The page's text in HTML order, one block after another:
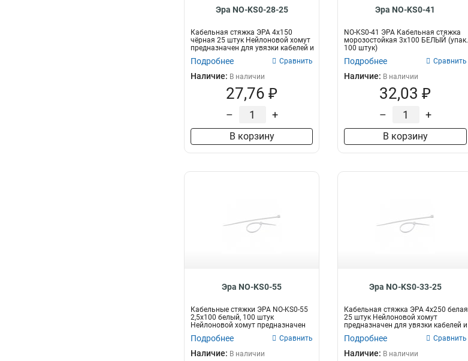
Эра NO-KS0-28-25
Кабельная стяжка ЭРА 4х150
чёрная 25 штук Нейлоновой хомут
предназначен для увязки кабелей и
Подробнее Сравнить
Наличие: В наличии
27,76 ₽
– +
В корзину
Эра NO-KS0-41
NO-KS0-41 ЭРА Кабельная стяжка
морозостойкая 3x100 БЕЛЫЙ (упак.
100 штук)
Подробнее Сравнить
Наличие: В наличии
32,03 ₽
– +
В корзину
Эра NO-KS0-55
Кабельные стяжки ЭРА NO-KS0-55
2,5х100 белый, 100 штук
Нейлоновой хомут предназначен
для увязки...
Подробнее Сравнить
Наличие: В наличии
Эра NO-KS0-33-25
Кабельная стяжка ЭРА 4x250 белая
25 штук Нейлоновой хомут
предназначен для увязки кабелей и
Подробнее Сравнить
Наличие: В наличии